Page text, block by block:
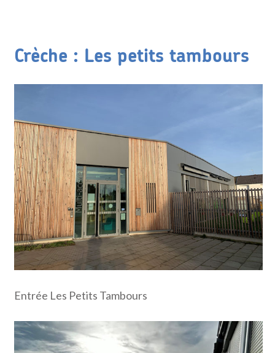
Crèche : Les petits tambours
Entrée Les Petits Tambours